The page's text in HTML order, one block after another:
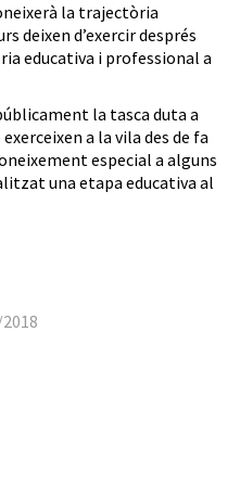
la trajectòria
deixen d’exercir després
educativa i professional a
la tasca duta a
a la vila des de fa
especial a alguns
una etapa educativa al